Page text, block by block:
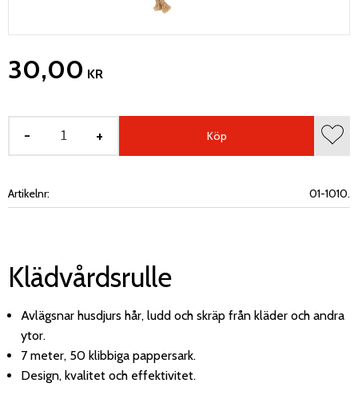
30,00 KR
+
- Köp
Artikelnr 01-1010.
Klädvårdsrulle
Avlägsnar husdjurs hår, ludd och skräp från kläder och andra
ytor.
7 meter, 50 klibbiga pappersark.
Design, kvalitet och effektivitet.